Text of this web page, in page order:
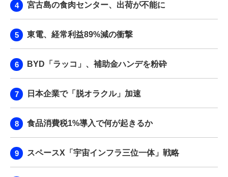
宮古島の食肉センター、出荷が不能に
東電、経常利益89%減の衝撃
BYD「ラッコ」、補助金ハンデを粉砕
日本企業で「脱オラクル」加速
食品消費税1%導入で何が起きるか
スペースX「宇宙インフラ三位一体」戦略